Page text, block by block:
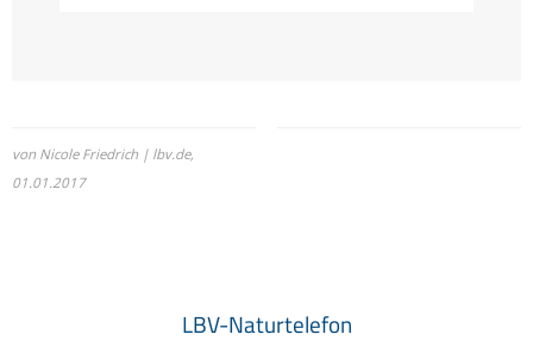
von Nicole Friedrich | lbv.de,
01.01.2017
LBV-Naturtelefon